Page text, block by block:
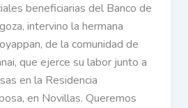
beneficiarias del Banco de
intervino la hermana
de la comunidad de
que ejerce su labor junto a
en la Residencia
en Novillas. Queremos